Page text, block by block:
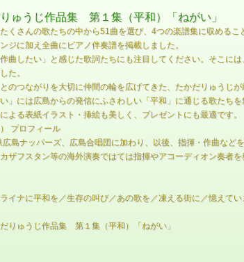
りゅうじ作品集 第１集（平和）「ねがい」
くさんの歌たちの中から51曲を選び、4つの楽譜集に収める
ジに加え全曲にピアノ伴奏譜を掲載しました。
曲したい」と感じた歌詞たちにも注目してください。そこに
た。
のつながりを大切に仲間の輪を広げてきた、たかだリゅうじ
」には広島からの発信にふさわしい「平和」に通じる歌たち
よる表紙イラスト・挿絵も美しく、プレゼントにも最適です。
プロフィール
島ナッパーズ、広島合唱団に加わり、以後、指揮・作曲な
ザフスタン等の海外演奏ではては指揮やアコーディオン奏者
イナに平和を／生存の叫び／あの歌を／凍える街に／憶え
りゅうじ作品集 第１集（平和）「ねがい」